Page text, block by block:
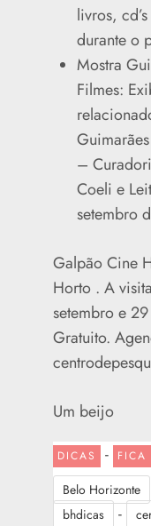
livros,
durante o
Mostra
Filmes:
–
Coeli e
setembro
Galpão Cine
Horto . A
setembro e
Gratuito.
Um beijo
DICAS -
Belo Horizonte
bhdicas -